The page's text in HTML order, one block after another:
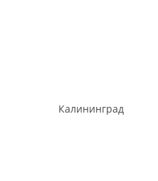
Калининград